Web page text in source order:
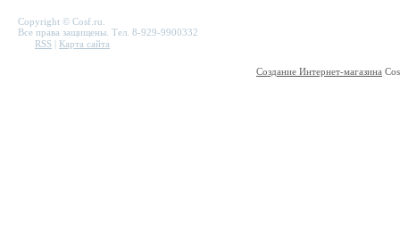
Copyright © Cosf.ru.
Все права защищены. Тел. 8-929-9900332
RSS | Карта сайта
Создание Интернет-магазина